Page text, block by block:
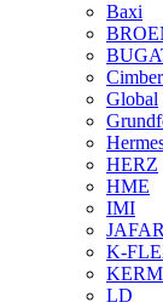
Baxi
Global
HERZ
HME
IMI
JAFAR
K-
LD